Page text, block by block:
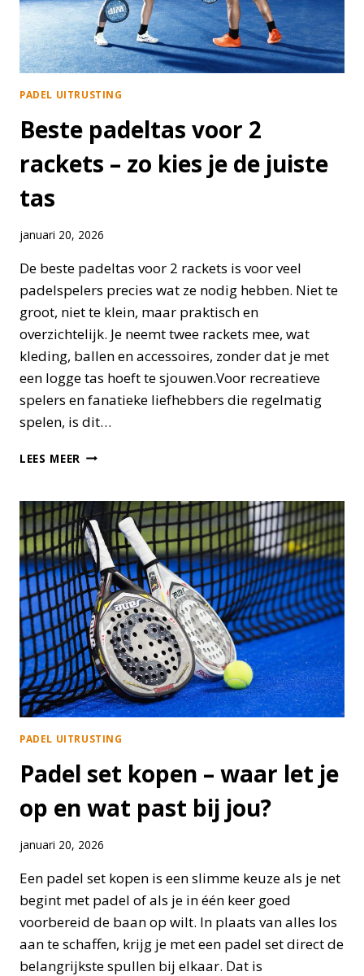
PADEL UITRUSTING
Beste padeltas voor 2
rackets – zo kies je de juiste
tas
januari 20, 2026
De beste padeltas voor 2 rackets is voor veel
padelspelers precies wat ze nodig hebben. Niet te
groot, niet te klein, maar praktisch en
overzichtelijk. Je neemt twee rackets mee, wat
kleding, ballen en accessoires, zonder dat je met
een logge tas hoeft te sjouwen.Voor recreatieve
spelers en fanatieke liefhebbers die regelmatig
spelen, is dit…
LEES MEER BESTE
2
RACKETS
–
ZO
KIES
JE
DE
JUISTE
TAS
PADEL UITRUSTING
Padel set kopen – waar let je
op en wat past bij jou?
januari 20, 2026
Een padel set kopen is een slimme keuze als je net
begint met padel of als je in één keer goed
voorbereid de baan op wilt. In plaats van alles los
aan te schaffen, krijg je met een padel set direct de
belangrijkste spullen bij elkaar. Dat is